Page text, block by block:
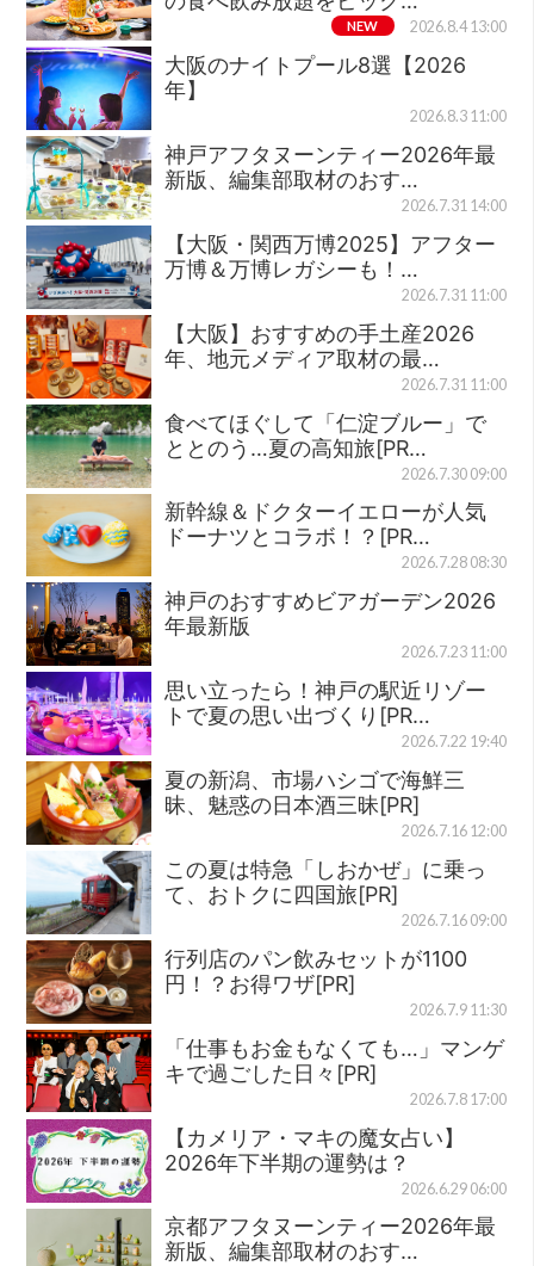
NEW 2026.8.4 13:00
大阪のナイトプール8選【2026
年】
2026.8.3 11:00
神戸アフタヌーンティー2026年最
新版、編集部取材のおす…
2026.7.31 14:00
【大阪・関西万博2025】アフター
万博＆万博レガシーも！…
2026.7.31 11:00
【大阪】おすすめの手土産2026
年、地元メディア取材の最…
2026.7.31 11:00
食べてほぐして「仁淀ブルー」で
ととのう…夏の高知旅[PR…
2026.7.30 09:00
新幹線＆ドクターイエローが人気
ドーナツとコラボ！？[PR…
2026.7.28 08:30
神戸のおすすめビアガーデン2026
年最新版
2026.7.23 11:00
思い立ったら！神戸の駅近リゾー
トで夏の思い出づくり[PR…
2026.7.22 19:40
夏の新潟、市場ハシゴで海鮮三
昧、魅惑の日本酒三昧[PR]
2026.7.16 12:00
この夏は特急「しおかぜ」に乗っ
て、おトクに四国旅[PR]
2026.7.16 09:00
行列店のパン飲みセットが1100
円！？お得ワザ[PR]
2026.7.9 11:30
「仕事もお金もなくても…」マンゲ
キで過ごした日々[PR]
2026.7.8 17:00
【カメリア・マキの魔女占い】
2026年下半期の運勢は？
2026.6.29 06:00
京都アフタヌーンティー2026年最
新版、編集部取材のおす…